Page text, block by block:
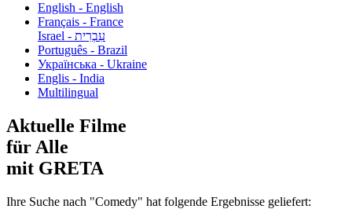
English - English
Français - France
עִבְרִית - Israel
Português - Brazil
Українська - Ukraine
Englis - India
Multilingual
Aktuelle Filme
für Alle
mit GRETA
Ihre Suche nach "Comedy" hat folgende Ergebnisse geliefert: